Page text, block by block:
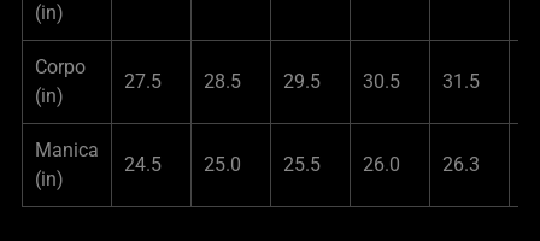
(in)
Corpo
(in)
27.5 28.5 29.5 30.5 31.5
Manica
(in)
24.5 25.0 25.5 26.0 26.3